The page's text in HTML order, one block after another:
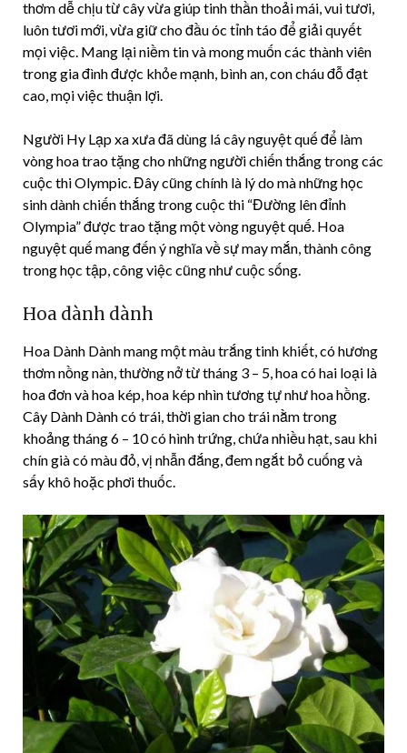
thơm dễ chịu từ cây vừa giúp tinh thần thoải mái, vui tươi,
luôn tươi mới, vừa giữ cho đầu óc tỉnh táo để giải quyết
mọi việc. Mang lại niềm tin và mong muốn các thành viên
trong gia đình được khỏe mạnh, bình an, con cháu đỗ đạt
cao, mọi việc thuận lợi.
Người Hy Lạp xa xưa đã dùng lá cây nguyệt quế để làm
vòng hoa trao tặng cho những người chiến thắng trong các
cuộc thi Olympic. Đây cũng chính là lý do mà những học
sinh dành chiến thắng trong cuộc thi “Đường lên đỉnh
Olympia” được trao tặng một vòng nguyệt quế. Hoa
nguyệt quế mang đến ý nghĩa về sự may mắn, thành công
trong học tập, công việc cũng như cuộc sống.
Hoa dành dành
Hoa Dành Dành mang một màu trắng tinh khiết, có hương
thơm nồng nàn, thường nở từ tháng 3 – 5, hoa có hai loại là
hoa đơn và hoa kép, hoa kép nhìn tương tự như hoa hồng.
Cây Dành Dành có trái, thời gian cho trái nằm trong
khoảng tháng 6 – 10 có hình trứng, chứa nhiều hạt, sau khi
chín già có màu đỏ, vị nhẫn đắng, đem ngắt bỏ cuống và
sấy khô hoặc phơi thuốc.